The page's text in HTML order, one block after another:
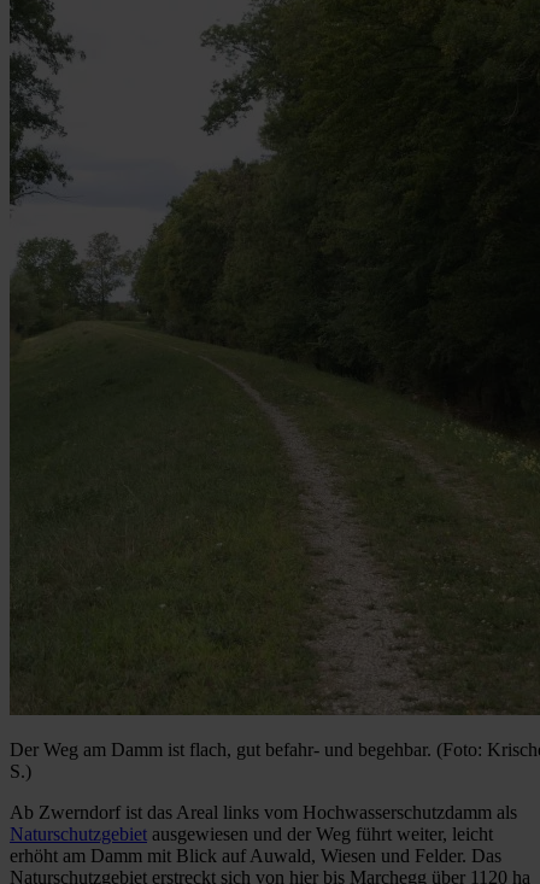
Der Weg am Damm ist flach, gut befahr- und begehbar. (Foto:
S.)
Ab Zwerndorf ist das Areal links vom Hochwasserschutzdamm als
Naturschutzgebiet ausgewiesen und der Weg führt weiter, leicht
erhöht am Damm mit Blick auf Auwald, Wiesen und Felder. Das
Naturschutzgebiet erstreckt sich von hier bis Marchegg über 1120 ha